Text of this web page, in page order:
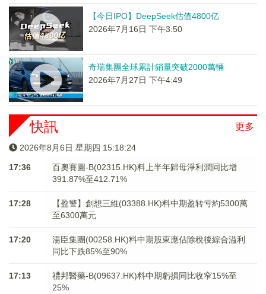
【今日IPO】DeepSeek估值4800亿
2026年7月16日 下午3:50
奇瑞集團全球累計銷量突破2000萬輛
2026年7月27日 下午4:49
更多
快訊
2026年8月6日 星期四 15:18:25
17:36
百奧賽圖-B(02315.HK)料上半年歸母淨利潤同比增
391.87%至412.71%
17:28
【盈警】創想三維(03388.HK)料中期盈转亏約5300萬
至6300萬元
17:20
湯臣集團(00258.HK)料中期股東應佔除稅後綜合溢利
同比下跌85%至90%
17:13
禮邦醫藥-B(09637.HK)料中期虧損同比收窄15%至
25%